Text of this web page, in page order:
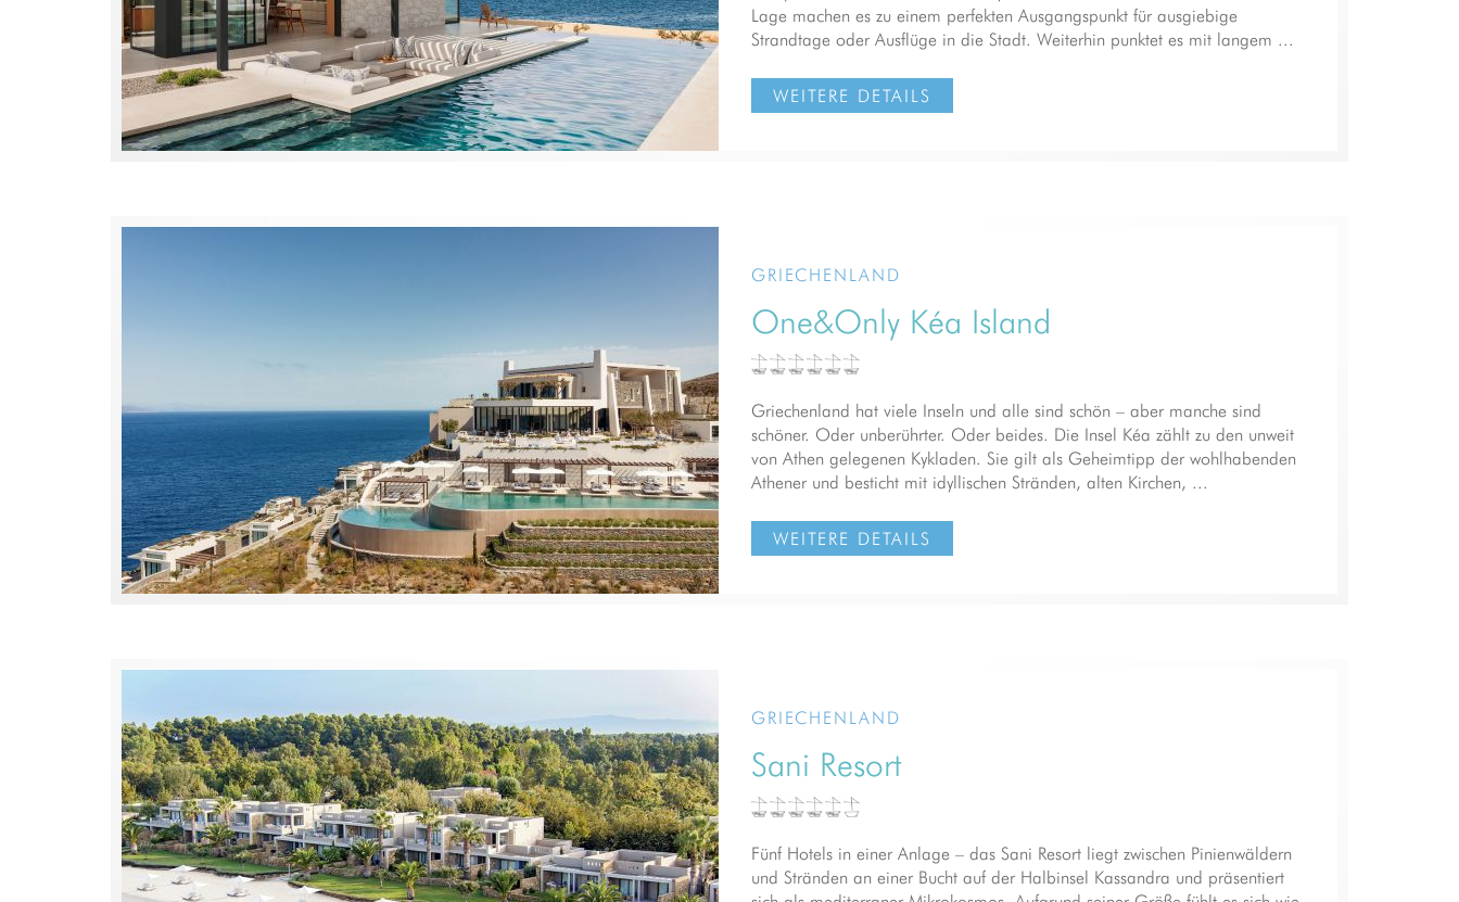
Lage machen es zu einem perfekten Ausgangspunkt für ausgiebige
Strandtage oder Ausflüge in die Stadt. Weiterhin punktet es mit langem ...
WEITERE DETAILS
GRIECHENLAND
One&Only Kéa Island
Griechenland hat viele Inseln und alle sind schön – aber manche sind
schöner. Oder unberührter. Oder beides. Die Insel Kéa zählt zu den unweit
von Athen gelegenen Kykladen. Sie gilt als Geheimtipp der wohlhabenden
Athener und besticht mit idyllischen Stränden, alten Kirchen, ...
WEITERE DETAILS
GRIECHENLAND
Sani Resort
Fünf Hotels in einer Anlage – das Sani Resort liegt zwischen Pinienwäldern
und Stränden an einer Bucht auf der Halbinsel Kassandra und präsentiert